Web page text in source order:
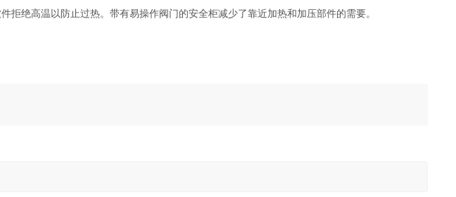
拒绝高温以防止过热。带有易操作阀门的安全柜减少了靠近加热和加压部件的需要。